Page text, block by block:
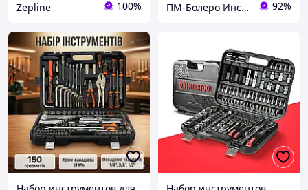
Zepline 100% ПМ-Болеро Инструмент 92%